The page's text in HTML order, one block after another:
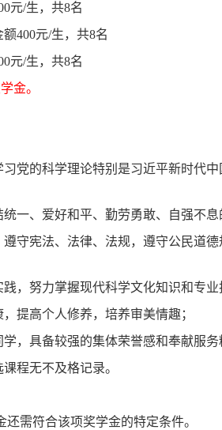
元/生，共8名
额400元/生，共8名
元/生，共8名
金。
党的科学理论特别是习近平新时代
一、爱好和平、勤劳勇敢、自强不息
守宪法、法律、法规，遵守公民道
，努力掌握现代科学文化知识和专业
提高个人修养，培养审美情趣；
，具备较强的集体荣誉感和奉献服
程无不及格记录。
需符合该项奖学金的特定条件。